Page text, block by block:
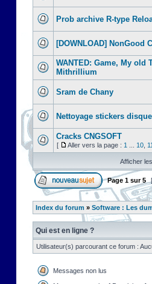
Prob archive R-type
[DOWNLOAD] NonGood
WANTED: Game, My old
Mithrillium
Sram de Chany
Nettoyage stickers
Cracks CNGSOFT
[ Aller vers la page : 1 10 11
Afficher
Page 1 sur5
Index du forum » Software : Les
Qui est en ligne ?
Utilisateur(s) parcourant ce forum :
Messages non lus